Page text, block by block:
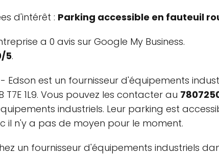
d'intérêt : Parking accessible en fauteuil
a 0 avis sur Google My Business.
5.
Edson est un fournisseur d'équipements
T7E 1L9. Vous pouvez les contacter au
industriels. Leur parking est
il n'y a pas de moyen pour le moment.
un fournisseur d'équipements industriels